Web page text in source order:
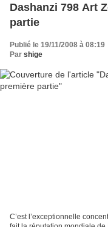
Dashanzi 798 Art
partie
Publié le 19/11/2008 à 08:19
Par shige
C’est l’exceptionnelle